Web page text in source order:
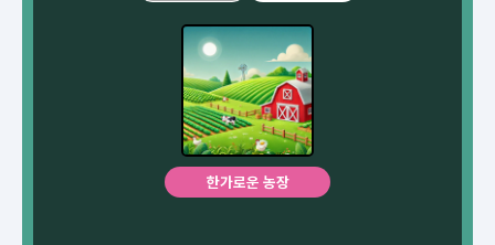
한가로운 농장